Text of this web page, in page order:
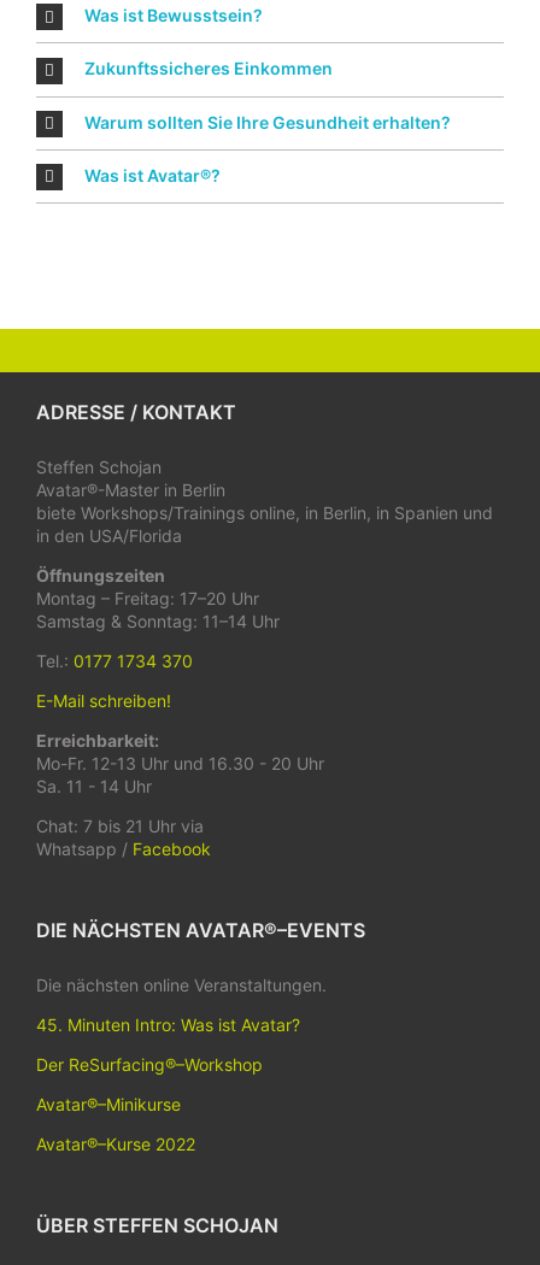
Was ist Bewusstsein?
Zukunftssicheres Einkommen
Warum sollten Sie Ihre Gesundheit erhalten?
Was ist Avatar®?
ADRESSE / KONTAKT
Steffen Schojan
Avatar®-Master in Berlin
biete Workshops/Trainings online, in Berlin, in Spanien und
in den USA/Florida
Öffnungszeiten
Montag – Freitag: 17–20 Uhr
Samstag & Sonntag: 11–14 Uhr
Tel.: 0177 1734 370
E-Mail schreiben!
Erreichbarkeit:
Mo-Fr. 12-13 Uhr und 16.30 - 20 Uhr
Sa. 11 - 14 Uhr
Chat: 7 bis 21 Uhr via
Whatsapp / Facebook
DIE NÄCHSTEN AVATAR®–EVENTS
Die nächsten online Veranstaltungen.
45. Minuten Intro: Was ist Avatar?
Der ReSurfacing®–Workshop
Avatar®–Minikurse
Avatar®–Kurse 2022
ÜBER STEFFEN SCHOJAN